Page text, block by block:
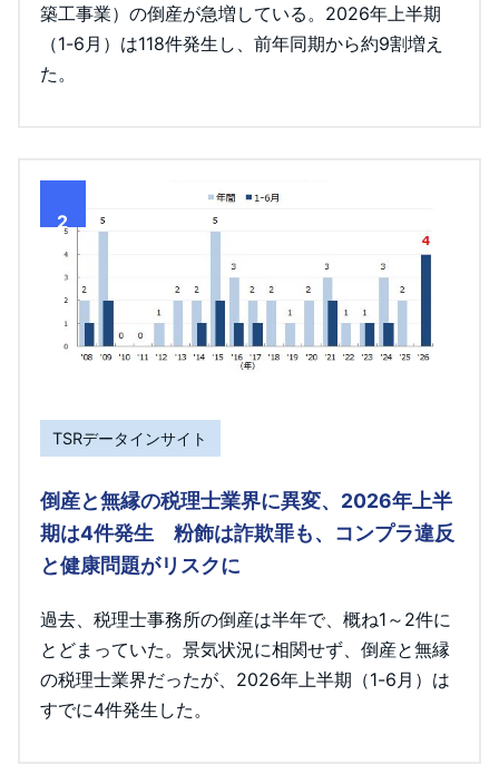
築工事業）の倒産が急増している。2026年上半期
（1-6月）は118件発生し、前年同期から約9割増え
た。
2
TSRデータインサイト
倒産と無縁の税理士業界に異変、2026年上半
期は4件発生 粉飾は詐欺罪も、コンプラ違反
と健康問題がリスクに
過去、税理士事務所の倒産は半年で、概ね1～2件に
とどまっていた。景気状況に相関せず、倒産と無縁
の税理士業界だったが、2026年上半期（1-6月）は
すでに4件発生した。